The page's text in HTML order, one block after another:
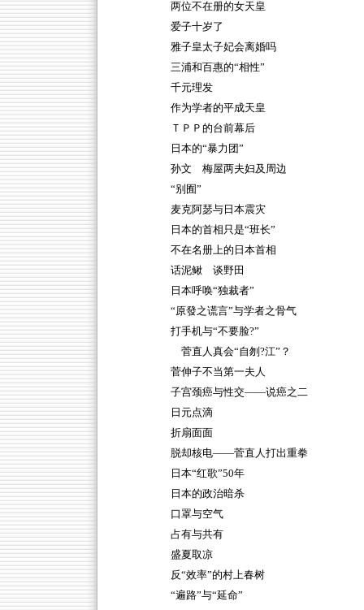
两位不在册的女天皇
爱子十岁了
雅子皇太子妃会离婚吗
三浦和百惠的“相性”
千元理发
作为学者的平成天皇
ＴＰＰ的台前幕后
日本的“暴力团”
孙文 梅屋两夫妇及周边
“别囿”
麦克阿瑟与日本震灾
日本的首相只是“班长”
不在名册上的日本首相
话泥鳅 谈野田
日本呼唤“独裁者”
“原發之谎言”与学者之骨气
打手机与“不要脸?”
菅直人真会“自刎?江”？
菅伸子不当第一夫人
子宫颈癌与性交——说癌之二
日元点滴
折扇面面
脱却核电——菅直人打出重拳
日本“红歌”50年
日本的政治暗杀
口罩与空气
占有与共有
盛夏取凉
反“效率”的村上春树
“遍路”与“延命”